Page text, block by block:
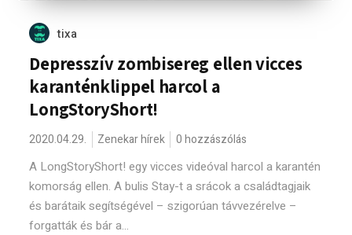
tixa
Depresszív zombisereg ellen vicces
karanténklippel harcol a
LongStoryShort!
2020.04.29. Zenekar hírek 0 hozzászólás
A LongStoryShort! egy vicces videóval harcol a karantén
komorság ellen. A bulis Stay-t a srácok a családtagjaik
és barátaik segítségével – szigorúan távvezérelve –
forgatták és bár a...